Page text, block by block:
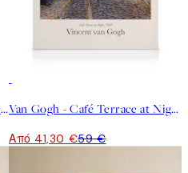
Matisse - Red Interior, Still Life on a Blue Table Καμβάς Van Gogh - Café Terrace at Night Καμβάς
Από 41,30 €59 €